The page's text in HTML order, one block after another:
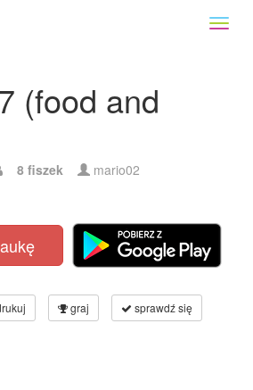
(food and
8 fiszek mario02
graj sprawdź się